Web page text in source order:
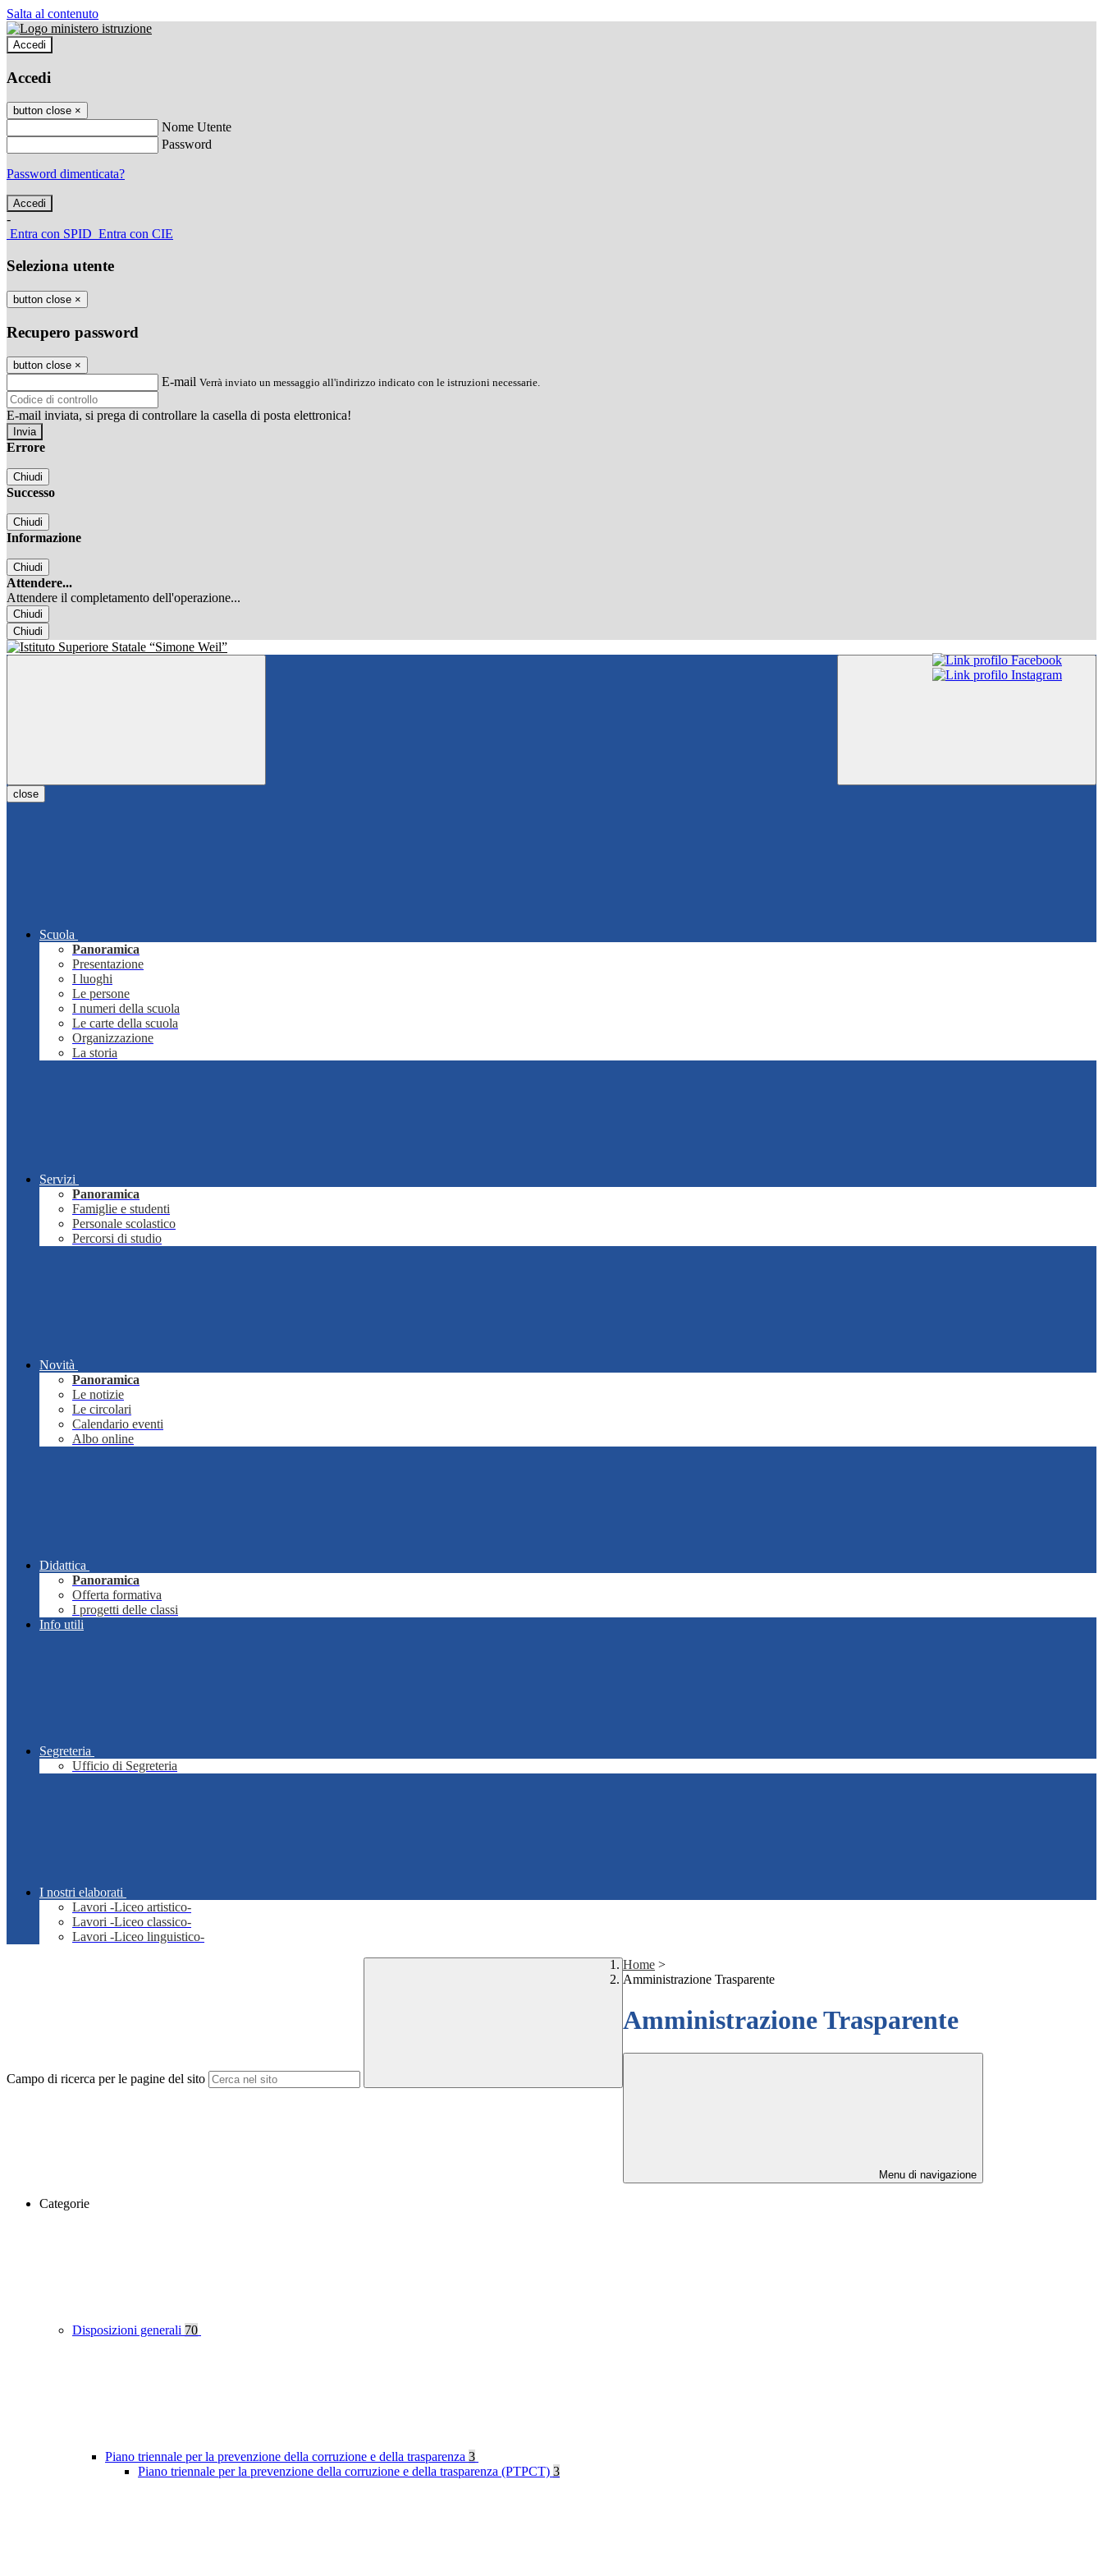
Salta al contenuto
Accedi
Accedi
button close ×
Nome Utente
Password
Password dimenticata?
-
Entra con SPID Entra con CIE
Seleziona utente
button close ×
Recupero password
button close ×
E-mail Verrà inviato un messaggio all'indirizzo indicato con le istruzioni necessarie.
E-mail inviata, si prega di controllare la casella di posta elettronica!
Errore
Chiudi
Successo
Chiudi
Informazione
Chiudi
Attendere...
Attendere il completamento dell'operazione...
Chiudi
Chiudi
close
Scuola
Panoramica
Presentazione
I luoghi
Le persone
I numeri della scuola
Le carte della scuola
Organizzazione
La storia
Servizi
Panoramica
Famiglie e studenti
Personale scolastico
Percorsi di studio
Novità
Panoramica
Le notizie
Le circolari
Calendario eventi
Albo online
Didattica
Panoramica
Offerta formativa
I progetti delle classi
Info utili
Segreteria
Ufficio di Segreteria
I nostri elaborati
Lavori -Liceo artistico-
Lavori -Liceo classico-
Lavori -Liceo linguistico-
Campo di ricerca per le pagine del sito
Home >
Amministrazione Trasparente
Amministrazione Trasparente
Menu di navigazione
Categorie
Disposizioni generali 70
Piano triennale per la prevenzione della corruzione e della trasparenza 3
Piano triennale per la prevenzione della corruzione e della trasparenza (PTPCT) 3